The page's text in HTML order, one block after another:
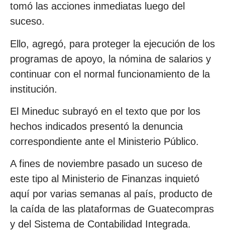
tomó las acciones inmediatas luego del
suceso.
Ello, agregó, para proteger la ejecución de los
programas de apoyo, la nómina de salarios y
continuar con el normal funcionamiento de la
institución.
El Mineduc subrayó en el texto que por los
hechos indicados presentó la denuncia
correspondiente ante el Ministerio Público.
A fines de noviembre pasado un suceso de
este tipo al Ministerio de Finanzas inquietó
aquí por varias semanas al país, producto de
la caída de las plataformas de Guatecompras
y del Sistema de Contabilidad Integrada.